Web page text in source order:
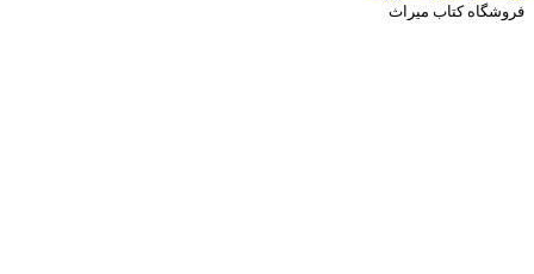
فروشگاه کتاب میراث